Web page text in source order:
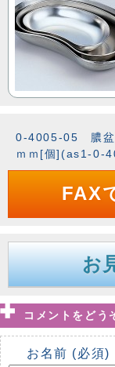
0-4005-05 膿盆
ｍｍ[個](as1-0-
FAX
お
コメントをどう
お名前 (必須)